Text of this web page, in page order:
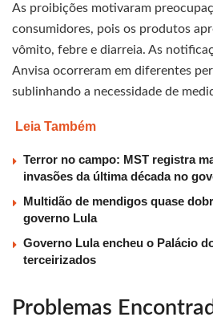
As proibições motivaram
consumidores, pois os produtos
vômito, febre e diarreia. As
Anvisa ocorreram em diferentes
sublinhando a necessidade de
Leia Também
Terror no campo: MST registra
invasões da última década no
Multidão de mendigos quase
governo Lula
Governo Lula encheu o Palácio
terceirizados
Problemas